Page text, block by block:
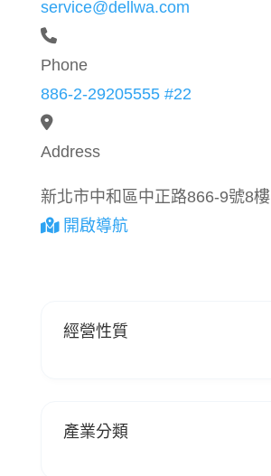
service@dellwa.com
Phone
886-2-29205555 #22
Address
新北市中和區中正路866-9號8樓
開啟導航
經營性質
產業分類